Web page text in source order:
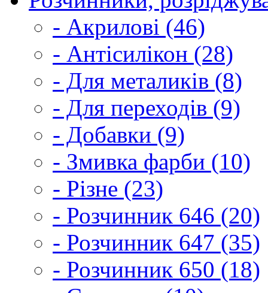
- Акрилові (46)
- Антісилікон (28)
- Для металиків (8)
- Для переходів (9)
- Добавки (9)
- Змивка фарби (10)
- Різне (23)
- Розчинник 646 (20)
- Розчинник 647 (35)
- Розчинник 650 (18)